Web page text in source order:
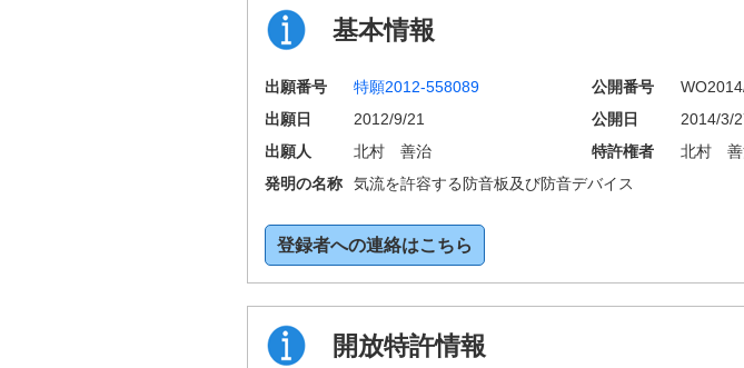
基本情報
出願番号 特願2012-558089 公開番号
出願日
2012/9/21 公開日
2014/3/
出願人
北村 善治 特許権者 北村 善
発明の名称
気流を許容する防音板及び防音デバイス
登録者への連絡はこちら
開放特許情報